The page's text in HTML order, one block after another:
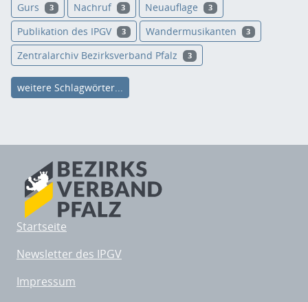
Gurs 3 Nachruf 3 Neuauflage 3
Publikation des IPGV 3 Wandermusikanten 3
Zentralarchiv Bezirksverband Pfalz 3
weitere Schlagwörter...
Startseite
Newsletter des IPGV
Impressum